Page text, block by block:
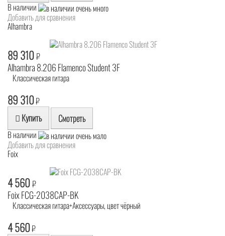
В наличии
Добавить для сравнения
Alhambra
89 310₽
Alhambra 8.206 Flamenco Student 3F
Классическая гитара
89 310₽
Купить Смотреть
В наличии
Добавить для сравнения
Foix
4 560₽
Foix FCG-2038CAP-BK
Классическая гитара+Аксессуары, цвет чёрный
4 560₽